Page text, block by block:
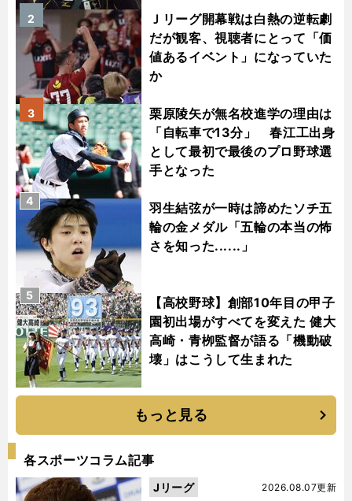
Ｊリーグ開幕戦は白熱の逆転劇
だが観客、視聴者にとって「価
値あるイベント」になっていた
か
2
栗原陵矢が無名校進学の理由は
「自転車で13分」 春江工出身
として最初で最後のプロ野球選
手となった
3
羽生結弦が一時は諦めたソチ五
輪の金メダル「五輪の本当の怖
さを知った......」
4
【高校野球】創部10年目の甲子
園初出場がすべてを変えた 健大
高崎・青栁監督が語る「機動破
壊」はこうして生まれた
5
もっと見る
各スポーツコラム記事
2026.08.07更新
Jリーグ